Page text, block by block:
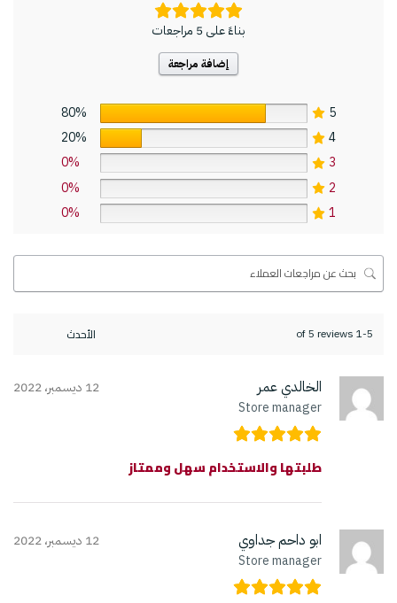
بناءً على 5 مراجعات
إضافة مراجعة
5
80%
4
20%
3
0%
2
0%
1
0%
1-5 of 5 reviews
الخالدي عمر
Store manager
12 ديسمبر، 2022
طلبتها والاستخدام سهل وممتاز
ابو داحم جداوي
Store manager
12 ديسمبر، 2022